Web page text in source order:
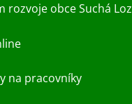
rozvoje obce Suchá Loz
na pracovníky